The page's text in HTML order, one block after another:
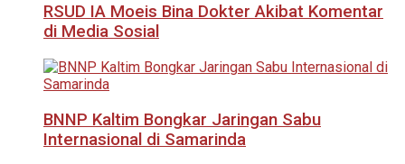
RSUD IA Moeis Bina Dokter Akibat Komentar
di Media Sosial
BNNP Kaltim Bongkar Jaringan Sabu
Internasional di Samarinda